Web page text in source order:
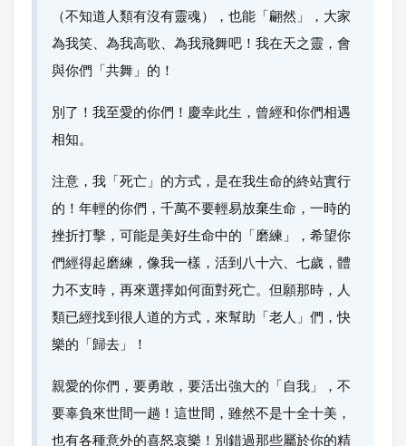
（不知道人類有沒有靈魂），也能「翩然」，大家
為我笑、為我高歌、為我飛舞吧！我在天之靈，會
與你們「共舞」的！
別了！我至愛的你們！慶幸此生，曾經和你們相遇
相知。
注意，我「死亡」的方式，是在我生命的終站實行
的！年輕的你們，千萬不要輕易放棄生命，一時的
挫折打擊，可能是美好生命中的「磨練」，希望你
們經得起磨練，像我一樣，活到八十六、七歲，體
力不支時，再來選擇如何面對死亡。但願那時，人
類已經找到很人道的方式，來幫助「老人」們，快
樂的「歸去」！
親愛的你們，要勇敢，要活出強大的「自我」，不
要辜負來世間一趟！這世間，雖然不是十全十美，
也有各種意外的喜怒哀樂！別錯過那些屬於你的精